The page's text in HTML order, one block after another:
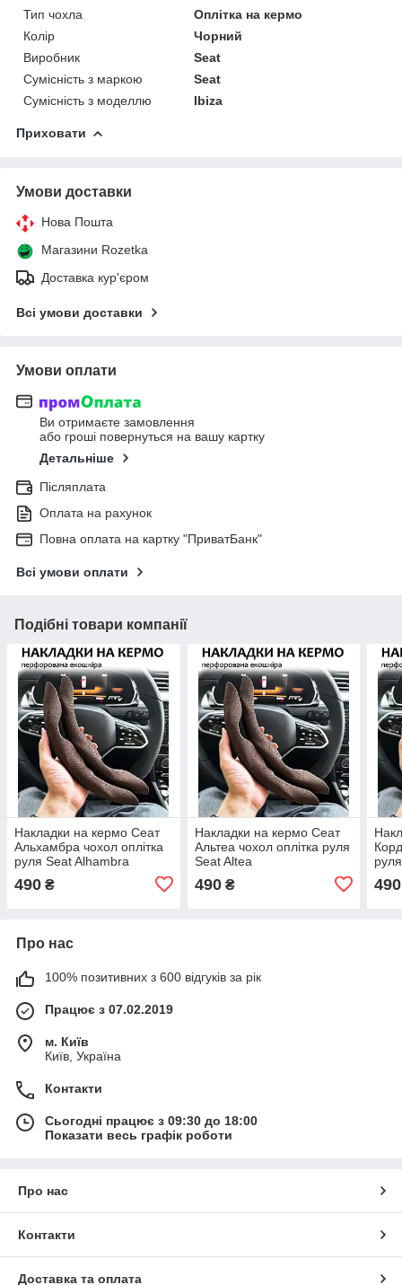
Тип чохла
Оплітка на кермо
Колір
Чорний
Виробник
Seat
Сумісність з маркою
Seat
Сумісність з моделлю
Ibiza
Приховати
Умови доставки
Нова Пошта
Магазини Rozetka
Доставка кур'єром
Всі умови доставки
Умови оплати
Ви отримаєте замовлення
або гроші повернуться на вашу картку
Детальніше
Післяплата
Оплата на рахунок
Повна оплата на картку "ПриватБанк"
Всі умови оплати
Подібні товари компанії
Накладки на кермо Сеат
Альхамбра чохол оплітка
руля Seat Alhambra
490 ₴
Накладки на кермо Сеат
Альтеа чохол оплітка руля
Seat Altea
490₴ 490
Про нас
100% позитивних з 600 відгуків за рік
Працює з 07.02.2019
м. Київ
Київ, Україна
Контакти
Сьогодні працює з 09:30 до 18:00
Показати весь графік роботи
Про нас
Контакти
Доставка та оплата